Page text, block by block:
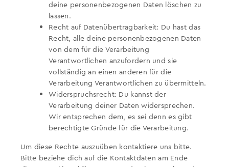
deine personenbezogenen Daten löschen zu
lassen.
Recht auf Datenübertragbarkeit: Du hast das
Recht, alle deine personenbezogenen Daten
von dem für die Verarbeitung
Verantwortlichen anzufordern und sie
vollständig an einen anderen für die
Verarbeitung Verantwortlichen zu übermitteln.
Widerspruchsrecht: Du kannst der
Verarbeitung deiner Daten widersprechen.
Wir entsprechen dem, es sei denn es gibt
berechtigte Gründe für die Verarbeitung.
Um diese Rechte auszuüben kontaktiere uns bitte.
Bitte beziehe dich auf die Kontaktdaten am Ende